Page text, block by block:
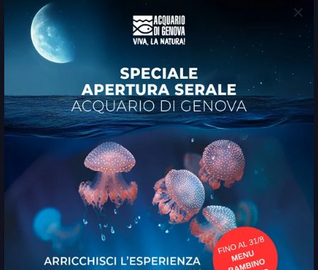
×
Acconsento al trattamento dei dati personali
Letta l’informativa privacy acconsento al trattamento
dei miei dati personali per inviarmi informazioni
commerciali, anche a mezzo di modalità
automatizzate (es. e-mail, sms, WhatsApp etc.).
Letta l’informativa privacy acconsento la
comunicazione a terzi dei miei dati personali, affinché